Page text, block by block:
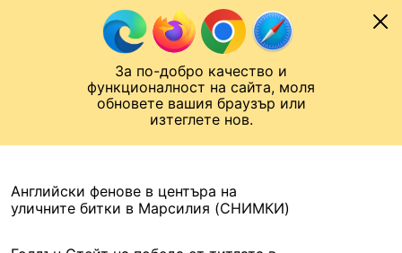
За по-добро качество и
функционалност на сайта, моля
обновете вашия браузър или
изтеглете нов.
Към съдържанието
Лига на Конференциите
Английски фенове в центъра на
уличните битки в Марсилия (СНИМКИ)